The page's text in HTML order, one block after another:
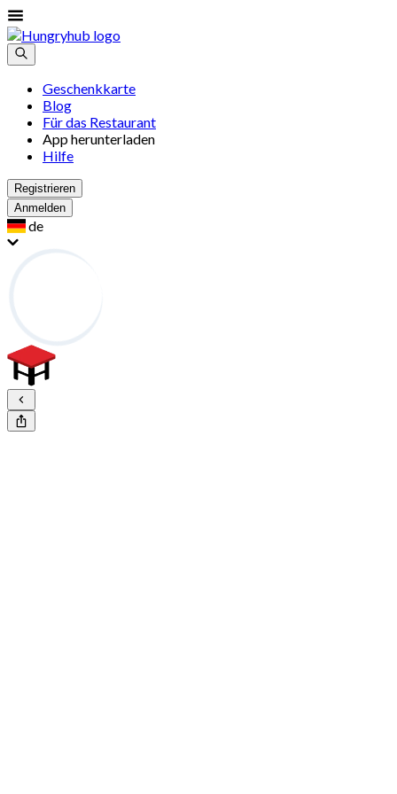
Geschenkkarte
Blog
Für das Restaurant
App herunterladen
Hilfe
Registrieren
Anmelden
de